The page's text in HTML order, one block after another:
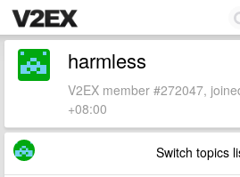
harmless
V2EX member #272047,
+08:00
Switch topics